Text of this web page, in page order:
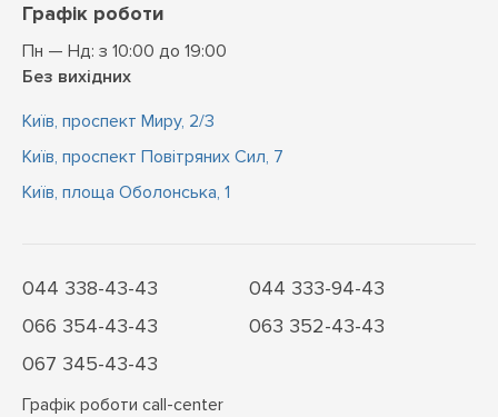
Графік роботи
Пн — Нд: з 10:00 до 19:00
Без вихідних
Київ, проспект Миру, 2/3
Київ, проспект Повітряних Сил, 7
Київ, площа Оболонська, 1
044 338-43-43
044 333-94-43
066 354-43-43
063 352-43-43
067 345-43-43
Графік роботи call-center